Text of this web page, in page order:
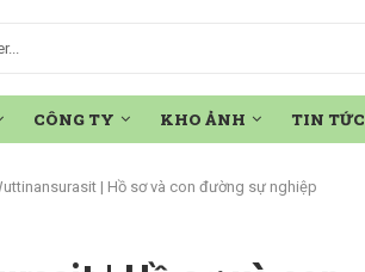
CÔNG TY KHO ẢNH TIN TỨC
| Hồ sơ và con đường sự nghiệp